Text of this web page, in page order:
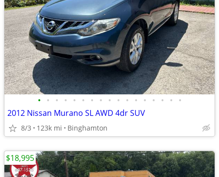
• • • • • • • • • • • • • • • • •
2012 Nissan Murano SL AWD 4dr SUV
8/3 123k mi Binghamton
$18,995